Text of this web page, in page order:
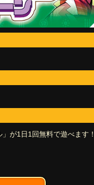
が1日1回無料で遊べます